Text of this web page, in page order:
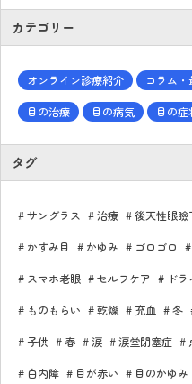
カテゴリー
オンライン診療紹介 コラム
目の治療 目の病気 目の症
タグ
サングラス 治療 後天性眼瞼
かすみ目 かゆみ ゴロゴロ
スマホ老眼 セルフケア ド
ものもらい 乾燥 充血 冬
子供 春 涙 涙堂閉塞症
白内障 目が赤い 目のかゆみ